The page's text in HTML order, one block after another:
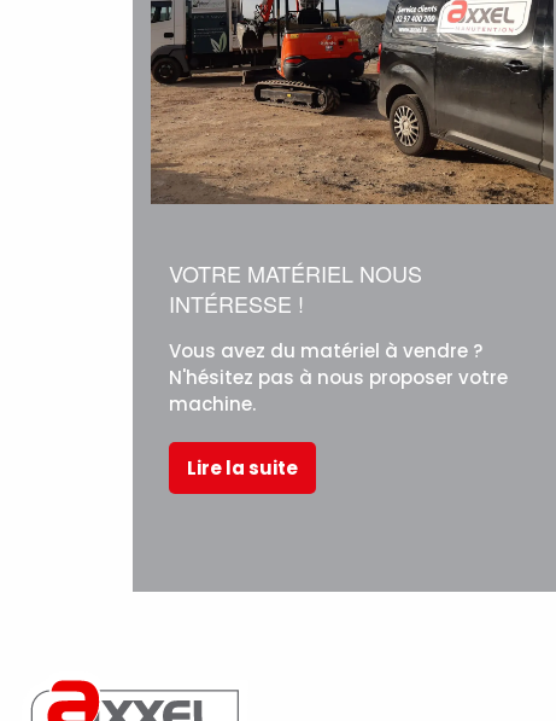
VOTRE MATÉRIEL NOUS
INTÉRESSE !
Vous avez du matériel à vendre ?
N'hésitez pas à nous proposer votre
machine.
Lire la suite